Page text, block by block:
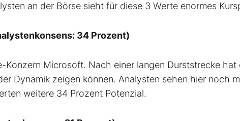
an der Börse sieht für diese 3 Werte enormes
34 Prozent)
Konzern Microsoft. Nach einer langen Durststrecke hat
Dynamik zeigen können. Analysten sehen hier noch
weitere 34 Prozent Potenzial.